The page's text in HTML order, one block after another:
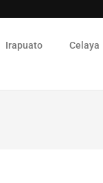
Irapuato Celaya